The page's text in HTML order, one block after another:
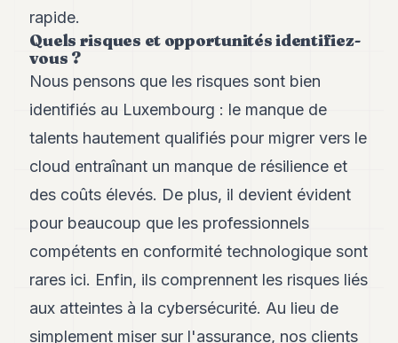
rapide.
Quels risques et opportunités identifiez-
vous ?
Nous pensons que les risques sont bien
identifiés au Luxembourg : le manque de
talents hautement qualifiés pour migrer vers le
cloud entraînant un manque de résilience et
des coûts élevés. De plus, il devient évident
pour beaucoup que les professionnels
compétents en conformité technologique sont
rares ici. Enfin, ils comprennent les risques liés
aux atteintes à la cybersécurité. Au lieu de
simplement miser sur l'assurance, nos clients